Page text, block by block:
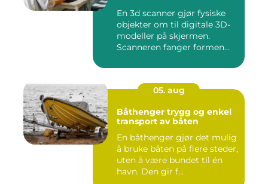
En 3d scanner gjør fysiske
objekter om til digitale 3D-
modeller på skjermen.
Scanneren fanger formen...
05. aug
Båthenger trygg og enkel
transport av båten
En båthenger gjør det mulig
å bruke båten på flere steder,
uten å være bundet til én
havn. Den gir f...